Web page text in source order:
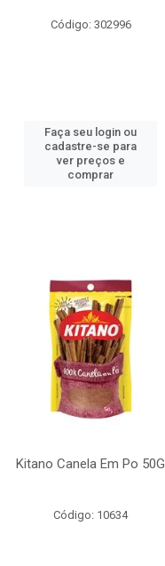
Código: 302996
Faça seu login ou
cadastre-se para
ver preços e
comprar
Kitano Canela Em Po 50G
Código: 10634